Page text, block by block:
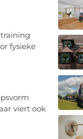
fysieke
viert ook